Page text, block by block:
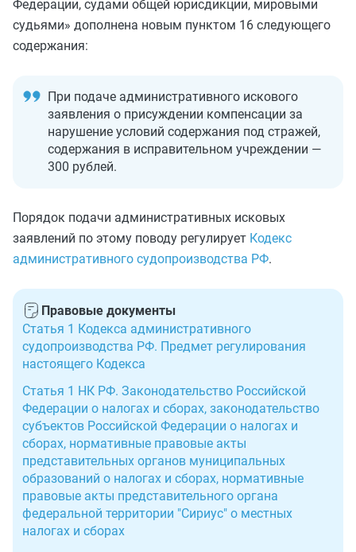
Федерации, судами общей юрисдикции, мировыми
судьями» дополнена новым пунктом 16 следующего
содержания:
При подаче административного искового
заявления о присуждении компенсации за
нарушение условий содержания под стражей,
содержания в исправительном учреждении —
300 рублей.
Порядок подачи административных исковых
заявлений по этому поводу регулирует Кодекс
административного судопроизводства РФ.
Правовые документы
Статья 1 Кодекса административного
судопроизводства РФ. Предмет регулирования
настоящего Кодекса
Статья 1 НК РФ. Законодательство Российской
Федерации о налогах и сборах, законодательство
субъектов Российской Федерации о налогах и
сборах, нормативные правовые акты
представительных органов муниципальных
образований о налогах и сборах, нормативные
правовые акты представительного органа
федеральной территории "Сириус" о местных
налогах и сборах